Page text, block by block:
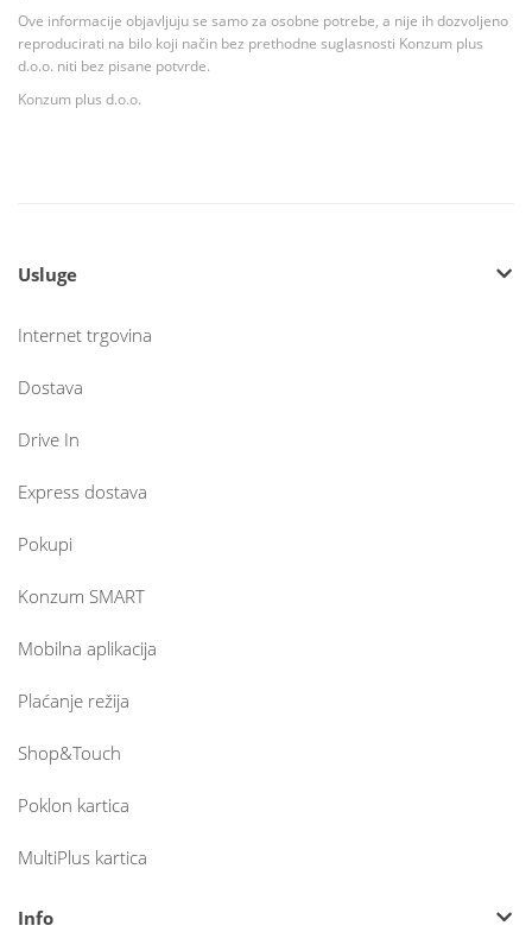
Ove informacije objavljuju se samo za osobne potrebe, a nije ih dozvoljeno
reproducirati na bilo koji način bez prethodne suglasnosti Konzum plus
d.o.o. niti bez pisane potvrde.
Konzum plus d.o.o.
Usluge
Internet trgovina
Dostava
Drive In
Express dostava
Pokupi
Konzum SMART
Mobilna aplikacija
Plaćanje režija
Shop&Touch
Poklon kartica
MultiPlus kartica
Info